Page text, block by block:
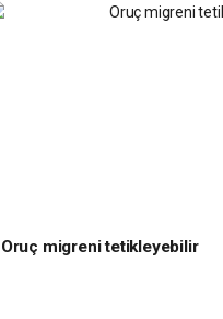
Oruç migreni tetikleyebilir